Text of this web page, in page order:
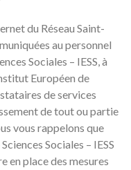
du Réseau Saint-
au personnel
Sociales – IESS, à
Européen de
de services
de tout ou partie
vous rappelons que
Sociales – IESS
en place des mesures